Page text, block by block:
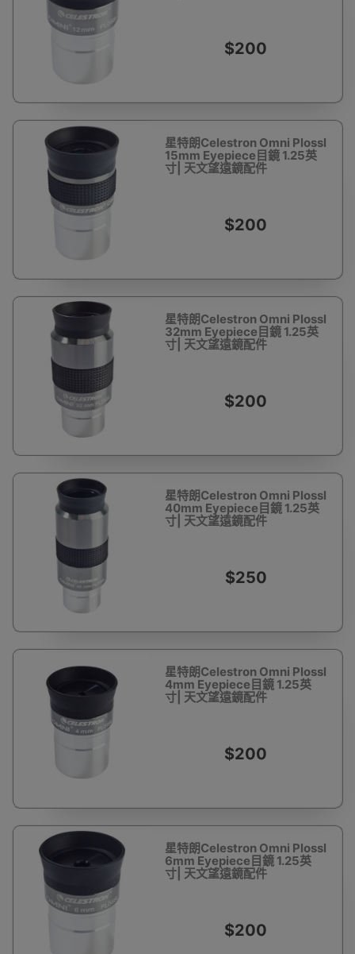
$200
星特朗Celestron Omni Plossl
15mm Eyepiece目鏡 1.25英
寸| 天文望遠鏡配件
$200
星特朗Celestron Omni Plossl
32mm Eyepiece目鏡 1.25英
寸| 天文望遠鏡配件
$200
星特朗Celestron Omni Plossl
40mm Eyepiece目鏡 1.25英
寸| 天文望遠鏡配件
$250
星特朗Celestron Omni Plossl
4mm Eyepiece目鏡 1.25英
寸| 天文望遠鏡配件
$200
星特朗Celestron Omni Plossl
6mm Eyepiece目鏡 1.25英
寸| 天文望遠鏡配件
$200